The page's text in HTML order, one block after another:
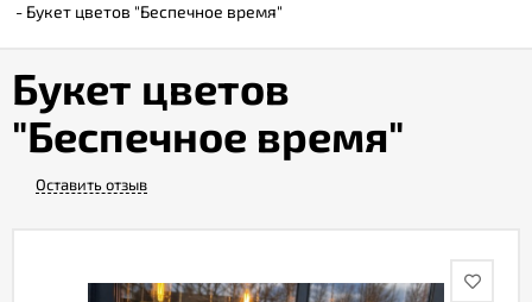
Возврат
Гарантии
Акции
оформить
- Букет цветов "Беспечное время"
Букет цветов
"Беспечное время"
Оставить отзыв